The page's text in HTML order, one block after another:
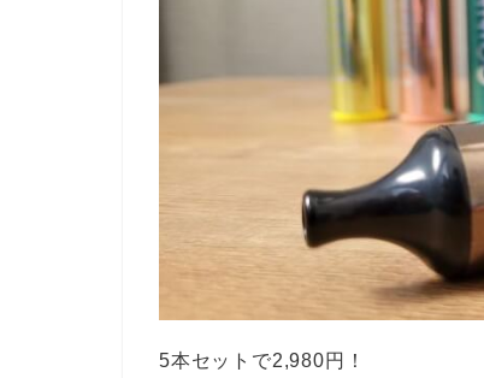
5本セットで2,980円！